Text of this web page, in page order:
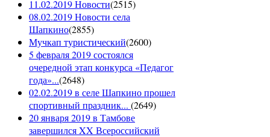
11.02.2019 Новости(2515)
08.02.2019 Новости села
Шапкино(2855)
Мучкап туристический(2600)
5 февраля 2019 состоялся
очередной этап конкурса «Педагог
года»...(2648)
02.02.2019 в селе Шапкино прошел
спортивный праздник... (2649)
20 января 2019 в Тамбове
завершился XX Всероссийский